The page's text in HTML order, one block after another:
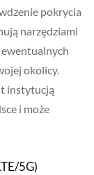
pokrycia
narzędziami
okolicy.
instytucją
i może
5G)